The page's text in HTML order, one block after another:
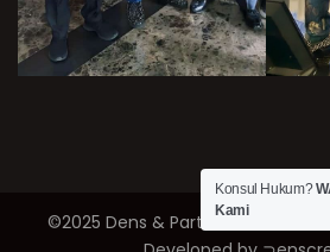
©2025 Dens & Partner’s Law Firm
Konsul Hukum?
Kami